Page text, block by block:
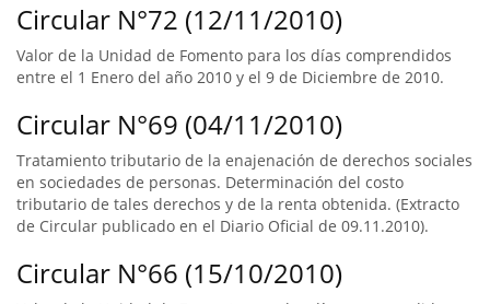
Circular N°72 (12/11/2010)
Valor de la Unidad de Fomento para los días comprendidos
entre el 1 Enero del año 2010 y el 9 de Diciembre de 2010.
Circular N°69 (04/11/2010)
Tratamiento tributario de la enajenación de derechos sociales
en sociedades de personas. Determinación del costo
tributario de tales derechos y de la renta obtenida. (Extracto
de Circular publicado en el Diario Oficial de 09.11.2010).
Circular N°66 (15/10/2010)